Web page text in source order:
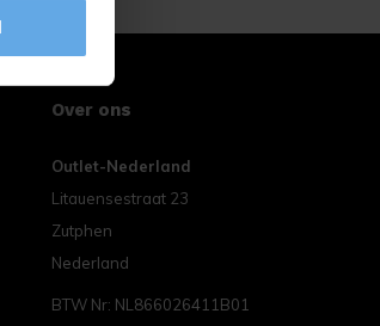
Over ons
Outlet-Nederland
Litauensestraat 23
Zutphen
Nederland
BTW Nr: NL866026411B01